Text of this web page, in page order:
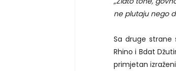
ne plutaju nego
Sa druge strane
Rhino i Bdat
primjetan